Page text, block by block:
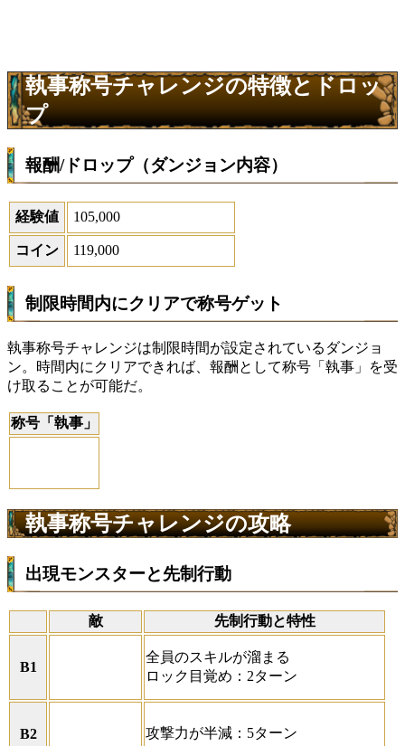
執事称号チャレンジの特徴とドロッ
プ
報酬/ドロップ（ダンジョン内容）
経験値 105,000
コイン 119,000
制限時間内にクリアで称号ゲット
執事称号チャレンジは制限時間が設定されているダンジョ
ン。時間内にクリアできれば、報酬として称号「執事」を受
け取ることが可能だ。
称号「執事」
執事称号チャレンジの攻略
出現モンスターと先制行動
敵 先制行動と特性
B1
全員のスキルが溜まる
ロック目覚め：2ターン
B2 攻撃力が半減：5ターン